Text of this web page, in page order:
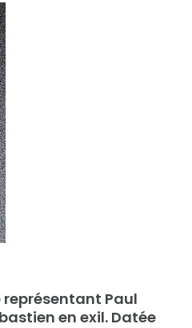
Paul
en exil. Datée